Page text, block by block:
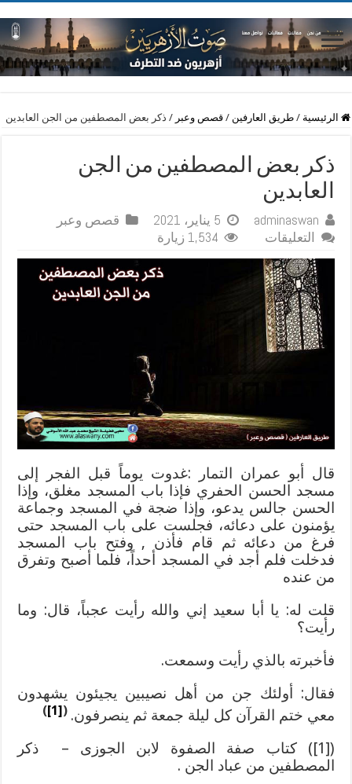
الرئيسية / طريق العارفين / قصص وعبر / ذكر بعض المصطفين من الجن العابدين
ذكر بعض المصطفين من الجن
العابدين
adminaswan 5 يناير، 2021
قصص وعبر
التعليقات
بعض
المصطفين
1,534 زيارة
قال أبو عمران التمار :غدوت يوماً قبل الفجر إلى
مسجد الحسن الحفري فإذا باب المسجد مغلق، وإذا
الحسن جالس يدعو، وإذا ضجة في المسجد وجماعة
يؤمنون على دعائه، فجلست على باب المسجد حتى
فرغ من دعائه ثم قام فأذن , وفتح باب المسجد
فدخلت فلم أجد في المسجد أحداً، فلما أصبح وتفرق
من عنده
قلت له: يا أبا سعيد إني والله رأيت عجباً، قال: وما
رأيت؟
فأخبرته بالذي رأيت وسمعت.
فقال: أولئك جن من أهل نصيبين يجيئون يشهدون
معي ختم القرآن كل ليلة جمعة ثم ينصرفون. (
[1]
)
([1]) كتاب صفة الصفوة لابن الجوزى – ذكر
المصطفين من عباد الجن .